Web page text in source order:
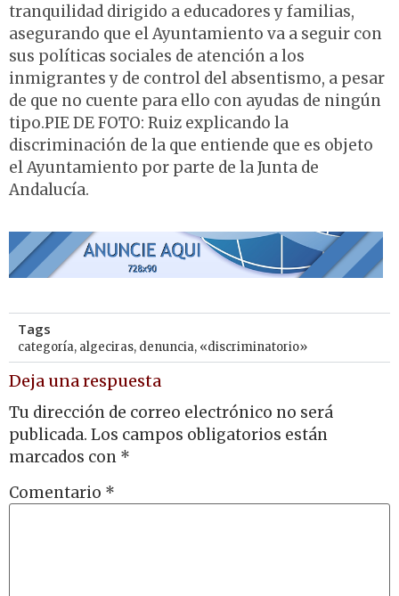
tranquilidad dirigido a educadores y familias,
asegurando que el Ayuntamiento va a seguir con
sus políticas sociales de atención a los
inmigrantes y de control del absentismo, a pesar
de que no cuente para ello con ayudas de ningún
tipo.PIE DE FOTO: Ruiz explicando la
discriminación de la que entiende que es objeto
el Ayuntamiento por parte de la Junta de
Andalucía.
Tags
categoría, algeciras, denuncia, «discriminatorio»
Deja una respuesta
Tu dirección de correo electrónico no será
publicada. Los campos obligatorios están
marcados con *
Comentario *